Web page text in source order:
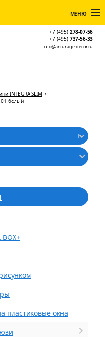
МЕНЮ
+7 (495) 278-07-56
+7 (495) 737-56-33
info@anturage-decor.ru
INTEGRA SLIM
01 белый
пластиковые окна